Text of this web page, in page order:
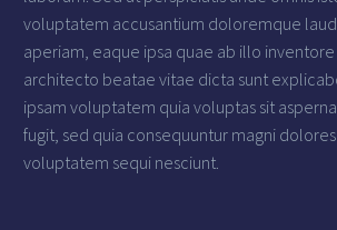
voluptatem accusantium doloremque
aperiam, eaque ipsa quae ab illo
architecto beatae vitae dicta sunt
ipsam voluptatem quia voluptas sit
fugit, sed quia consequuntur magni
voluptatem sequi nesciunt.